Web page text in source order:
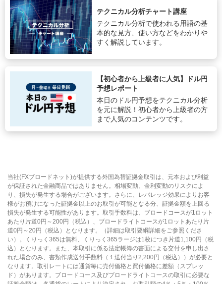
テクニカル分析チャート講座
テクニカル分析で使われる用語の基
本的な見方、使い方などをわかりや
すく解説しています。
【初心者から上級者に人気】ドル円
予想レポート
本日のドル円予想をテクニカル分析
を元に解説！初心者から上級者の方
まで人気のコンテンツです。
当社(FXブロードネット)が提供する外国為替証拠金取引は、元本および利益
が保証された金融商品ではありません。相場変動、金利変動のリスクによ
り、損失が発生する場合がございます。さらに、レバレッジ効果によりお客
様がお預けになった証拠金以上のお取引が可能となる分、証拠金額を上回る
損失が発生する可能性があります。取引手数料は、ブロードコースが1ロット
あたり片道0円～200円（税込）、ブロードライトコースが1ロットあたり片
道0円～20円（税込）となります。（詳細は取引要綱詳細をご参照くださ
い）。くりっく365は無料、くりっく365ラージは1枚につき片道1,100円（税
込）となります。また、本取引に係る法定帳簿の書面による交付を申し出さ
れた場合のみ、書類作成送付手数料（１送付当り2,200円（税込））が必要と
なります。取引レートには通貨毎に売付価格と買付価格に差額（スプレッ
ド）があります。ブロードコース及びブロードライトコースの取引に必要な